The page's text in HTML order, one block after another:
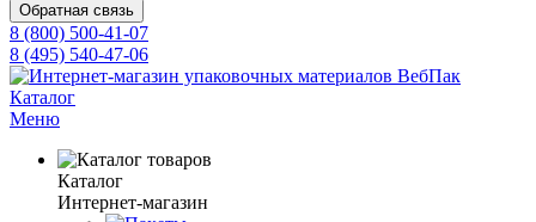
Обратная связь
8 (800) 500-41-07
8 (495) 540-47-06
Каталог
Меню
Каталог
Интернет-магазин